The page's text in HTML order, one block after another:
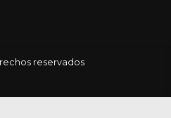
reservados